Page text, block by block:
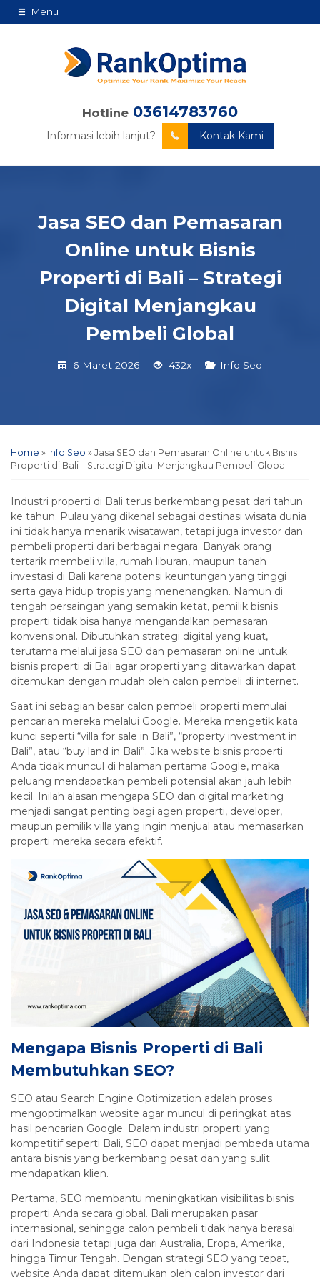
Menu
Hotline 03614783760
Informasi lebih lanjut? Kontak Kami
Jasa SEO dan Pemasaran
Online untuk Bisnis
Properti di Bali – Strategi
Digital Menjangkau
Pembeli Global
6 Maret 2026 432x Info Seo
Home » Info Seo » Jasa SEO dan Pemasaran Online untuk Bisnis
Properti di Bali – Strategi Digital Menjangkau Pembeli Global
Industri properti di Bali terus berkembang pesat dari tahun
ke tahun. Pulau yang dikenal sebagai destinasi wisata dunia
ini tidak hanya menarik wisatawan, tetapi juga investor dan
pembeli properti dari berbagai negara. Banyak orang
tertarik membeli villa, rumah liburan, maupun tanah
investasi di Bali karena potensi keuntungan yang tinggi
serta gaya hidup tropis yang menenangkan. Namun di
tengah persaingan yang semakin ketat, pemilik bisnis
properti tidak bisa hanya mengandalkan pemasaran
konvensional. Dibutuhkan strategi digital yang kuat,
terutama melalui jasa SEO dan pemasaran online untuk
bisnis properti di Bali agar properti yang ditawarkan dapat
ditemukan dengan mudah oleh calon pembeli di internet.
Saat ini sebagian besar calon pembeli properti memulai
pencarian mereka melalui Google. Mereka mengetik kata
kunci seperti “villa for sale in Bali”, “property investment in
Bali”, atau “buy land in Bali”. Jika website bisnis properti
Anda tidak muncul di halaman pertama Google, maka
peluang mendapatkan pembeli potensial akan jauh lebih
kecil. Inilah alasan mengapa SEO dan digital marketing
menjadi sangat penting bagi agen properti, developer,
maupun pemilik villa yang ingin menjual atau memasarkan
properti mereka secara efektif.
Mengapa Bisnis Properti di Bali
Membutuhkan SEO?
SEO atau Search Engine Optimization adalah proses
mengoptimalkan website agar muncul di peringkat atas
hasil pencarian Google. Dalam industri properti yang
kompetitif seperti Bali, SEO dapat menjadi pembeda utama
antara bisnis yang berkembang pesat dan yang sulit
mendapatkan klien.
Pertama, SEO membantu meningkatkan visibilitas bisnis
properti Anda secara global. Bali merupakan pasar
internasional, sehingga calon pembeli tidak hanya berasal
dari Indonesia tetapi juga dari Australia, Eropa, Amerika,
hingga Timur Tengah. Dengan strategi SEO yang tepat,
website Anda dapat ditemukan oleh calon investor dari